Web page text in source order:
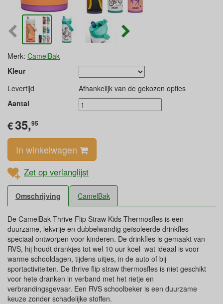
Merk: CamelBak
Kleur
Levertijd
Afhankelijk van de gekozen opties
Aantal
€35,95
In winkelwagen
Zet op verlanglijst
Omschrijving CamelBak
De CamelBak Thrive Flip Straw Kids Thermosfles is een
duurzame, lekvrije en dubbelwandig geïsoleerde drinkfles
speciaal ontworpen voor kinderen. De drinkfles is gemaakt van
RVS, hij houdt drankjes tot wel 10 uur koel wat ideaal is voor
warme schooldagen, tijdens uitjes, in de auto of bij
sportactiviteiten. De thrive flip straw thermosfles is niet geschikt
voor hete dranken in verband met het rietje en
verbrandingsgevaar. Een RVS schoolbeker is een duurzame
keuze zonder schadelijke stoffen.